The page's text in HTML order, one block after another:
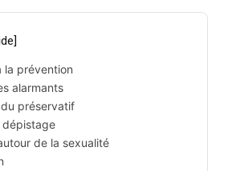
la prévention
alarmants
préservatif
dépistage
de la sexualité